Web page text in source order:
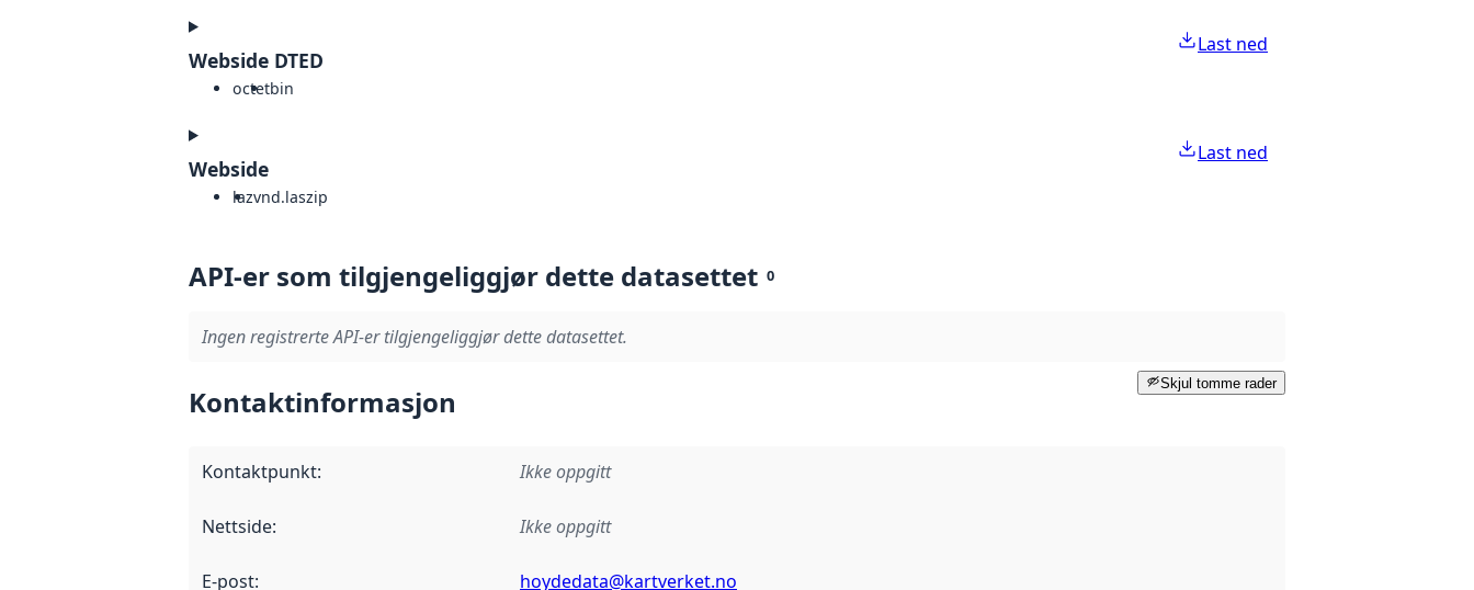
Webside DTED
octetbin
Last ned
Webside
lazvnd.laszip
Last ned
API-er som tilgjengeliggjør dette datasettet 0
Ingen registrerte API-er tilgjengeliggjør dette datasettet.
Skjul tomme rader
Kontaktinformasjon
Kontaktpunkt: Ikke oppgitt
Nettside: Ikke oppgitt
E-post: hoydedata@kartverket.no